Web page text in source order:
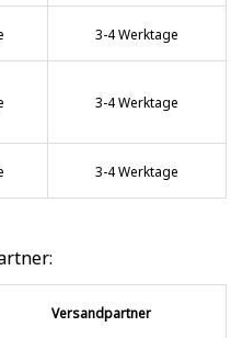
3-4 Werktage
3-4 Werktage
3-4 Werktage
Versandpartner